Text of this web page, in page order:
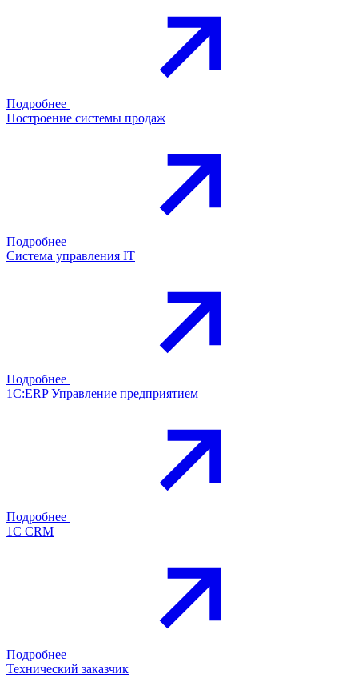
Подробнее
Построение системы продаж
Подробнее
Система управления IT
Подробнее
1С:ERP Управление предприятием
Подробнее
1С CRM
Подробнее
Технический заказчик